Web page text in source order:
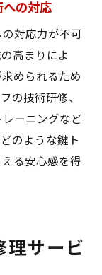
への対応
対応力が不可
高まりによ
められるため
の技術研修、
ーニングなど
のような鍵ト
る安心感を得
理サービ